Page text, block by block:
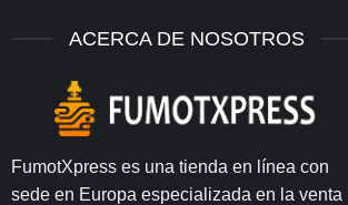
ACERCA DE NOSOTROS
FumotXpress es una tienda en línea con
sede en Europa especializada en la venta